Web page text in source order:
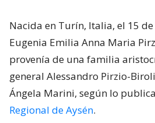
Nacida en Turín, Italia, el 15
Eugenia Emilia Anna Maria
provenía de una familia
general Alessandro Pirzio-
Ángela Marini, según lo
Regional de Aysén.